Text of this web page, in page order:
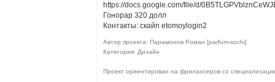
https://docs.google.com/file/d/
Гонорар 320 долл
Контакты: скайп etomoylogin2
Автор проекта: Парамонов Роман [parfum-sochi]
Категория: Дизайн
Проект ориентирован на фрилансеров со